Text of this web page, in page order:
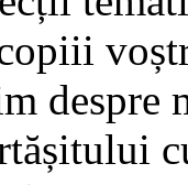
despre